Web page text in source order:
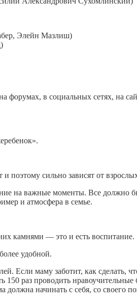
Элейн Мазлиш)
форумах, в социальных сетях, на
сильно зависят от
на важные моменты. Все должно
и атмосфера в семье.
камнями — это и есть воспитание.
удобной.
Если маму заботит, как сделать,
раз проводить
начинать с себя, со своего